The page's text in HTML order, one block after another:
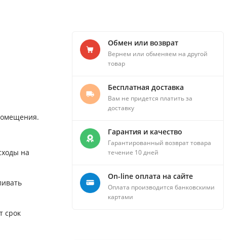
на
срок
Обмен или возврат
Вернем или обменяем на другой
товар
Бесплатная доставка
Вам не придется платить за
доставку
Гарантия и качество
Гарантированный возврат товара
течение 10 дней
On-line оплата на сайте
Оплата производится банковскими
картами